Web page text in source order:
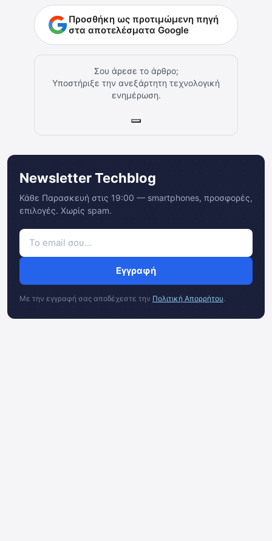
Προσθήκη ως προτιμώμενη πηγή
στα αποτελέσματα Google
Σου άρεσε το άρθρο;
Υποστήριξε την ανεξάρτητη τεχνολογική
ενημέρωση.
Newsletter Techblog
Κάθε Παρασκευή στις 19:00 — smartphones, προσφορές,
επιλογές. Χωρίς spam.
Εγγραφή
Με την εγγραφή σας αποδέχεστε την Πολιτική Απορρήτου.